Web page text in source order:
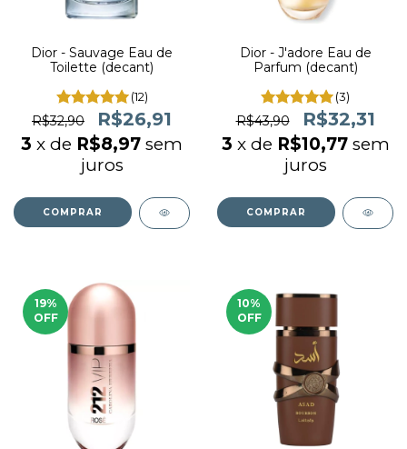
Dior - Sauvage Eau de
Toilette (decant)
(12)
R$32,90 R$26,91
3 x de R$8,97 sem
juros
COMPRAR
Dior - J'adore Eau de
Parfum (decant)
(3)
R$43,90 R$32,31
3 x de R$10,77 sem
juros
COMPRAR
19%
OFF
10%
OFF